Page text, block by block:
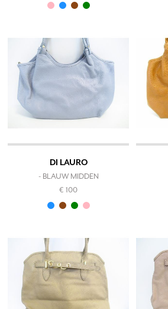
DI LAURO
- BLAUW MIDDEN
€ 100